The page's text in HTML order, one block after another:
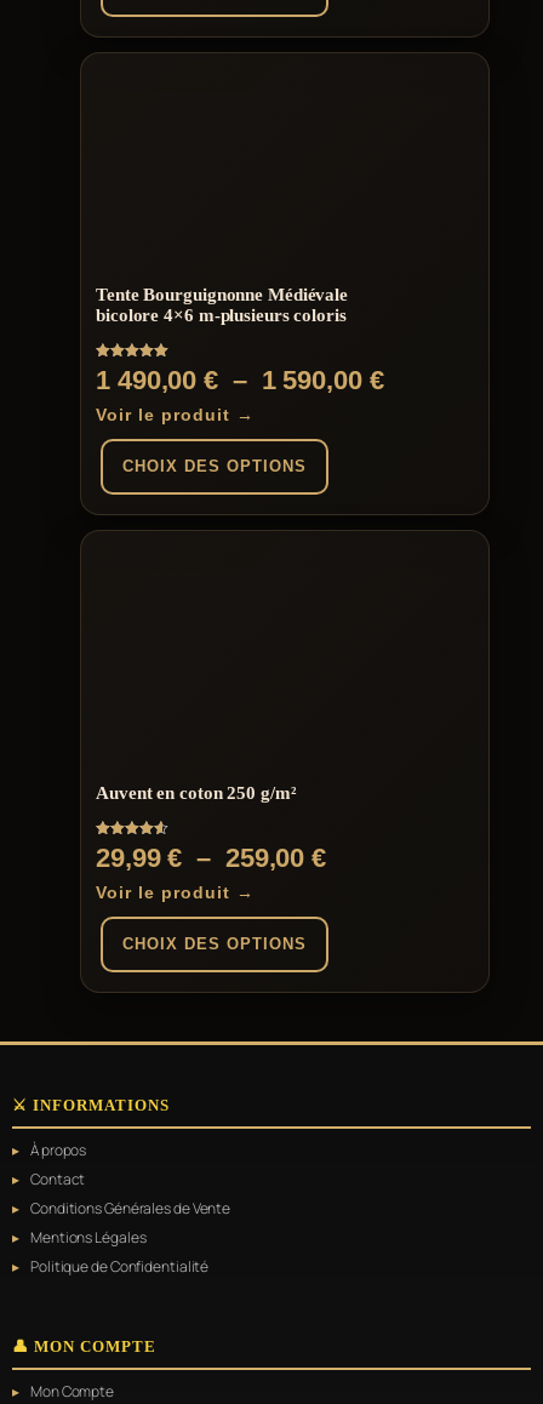
Tente Bourguignonne Médiévale
bicolore 4×6 m-plusieurs coloris
Note
5.00
1 490,00€ – 1 590,00 €Plage
490,00 €
Voir le produit →
CHOIX DES OPTIONS
produit
page
produit
Auvent en coton 250 g/m²
Note
4.57
sur 5
29,99€ – 259,00€Plage
prix :
29,99 €
à
259,00 €
Voir le produit →
CHOIX DES OPTIONS
a
Les
options
peuvent
être
choisies
sur
la
page
⚔️ INFORMATIONS
À propos
Contact
Conditions Générales de Vente
Mentions Légales
Politique de Confidentialité
👤 MON COMPTE
Mon Compte